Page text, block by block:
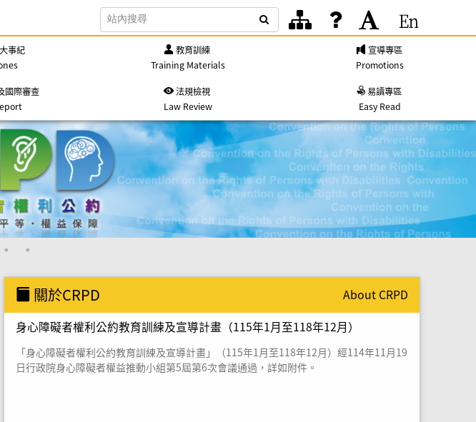
站內搜尋
事紀
教育訓練
Training Materials
宣導專區
Promotions
國際審查
法規檢視
Law Review
易讀專區
Easy Read
關於CRPD
About CRPD
身心障礙者權利公約教育訓練及宣導計畫（115年1月至118年12月）
「身心障礙者權利公約教育訓練及宣導計畫」（115年1月至118年12月）經114年11月19
日行政院身心障礙者權益推動小組第5屆第6次會議通過，詳如附件。